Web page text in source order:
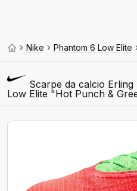
Nike Phantom 6 Low Elite
Scarpe da calcio
Low Elite "Hot Punch &